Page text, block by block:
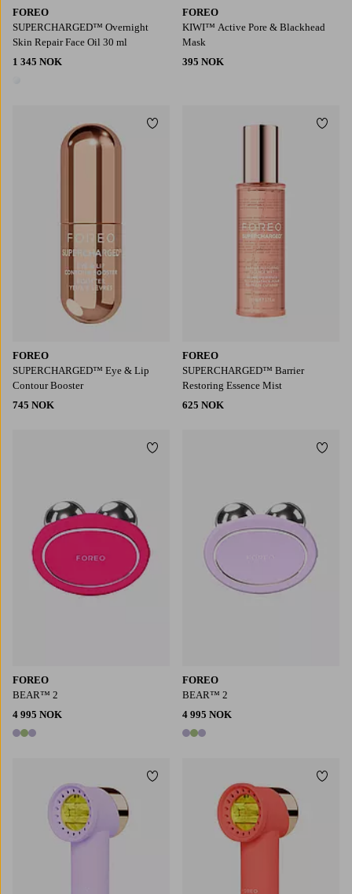
FOREO
SUPERCHARGED™ Overnight
Skin Repair Face Oil 30 ml
1 345 NOK
FOREO
KIWI™ Active Pore & Blackhead
Mask
395 NOK
FOREO
SUPERCHARGED™ Eye & Lip
Contour Booster
745 NOK
Legg til favoritter
FOREO
SUPERCHARGED™ Barrier
Restoring Essence Mist
625 NOK
FOREO
BEAR™ 2
4 995 NOK
3 farger
Legg til favoritter
FOREO
BEAR™ 2
4 995 NOK
3 farger
Legg til favoritter